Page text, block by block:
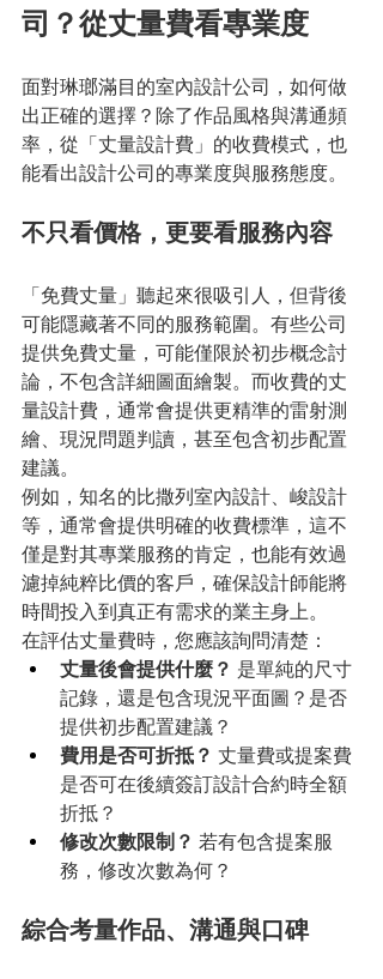
司？從丈量費看專業度
面對琳瑯滿目的室內設計公司，如何做
出正確的選擇？除了作品風格與溝通頻
率，從「丈量設計費」的收費模式，也
能看出設計公司的專業度與服務態度。
不只看價格，更要看服務內容
「免費丈量」聽起來很吸引人，但背後
可能隱藏著不同的服務範圍。有些公司
提供免費丈量，可能僅限於初步概念討
論，不包含詳細圖面繪製。而收費的丈
量設計費，通常會提供更精準的雷射測
繪、現況問題判讀，甚至包含初步配置
建議。
例如，知名的比撒列室內設計、峻設計
等，通常會提供明確的收費標準，這不
僅是對其專業服務的肯定，也能有效過
濾掉純粹比價的客戶，確保設計師能將
時間投入到真正有需求的業主身上。
在評估丈量費時，您應該詢問清楚：
丈量後會提供什麼？ 是單純的尺寸
記錄，還是包含現況平面圖？是否
提供初步配置建議？
費用是否可折抵？ 丈量費或提案費
是否可在後續簽訂設計合約時全額
折抵？
修改次數限制？ 若有包含提案服
務，修改次數為何？
綜合考量作品、溝通與口碑